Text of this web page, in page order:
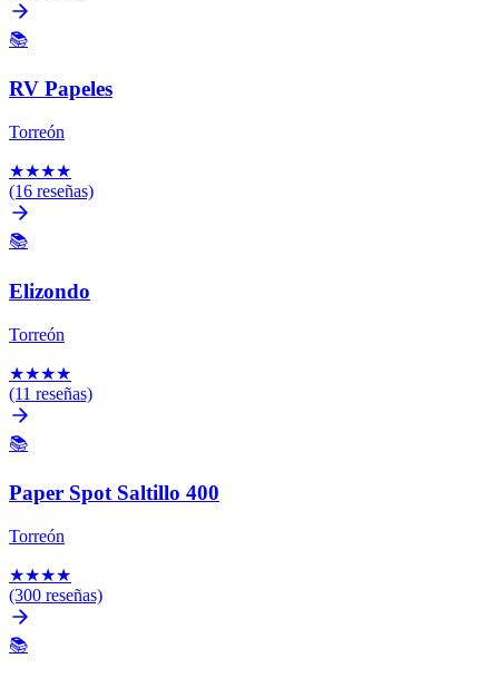
📚
RV Papeles
Torreón
★★★★
(16 reseñas)
📚
Elizondo
Torreón
★★★★
(11 reseñas)
📚
Paper Spot Saltillo 400
Torreón
★★★★
(300 reseñas)
📚